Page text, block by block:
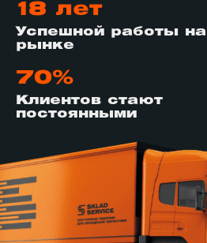
18 лет
Успешной работы на
рынке
70%
Клиентов стают
постоянными